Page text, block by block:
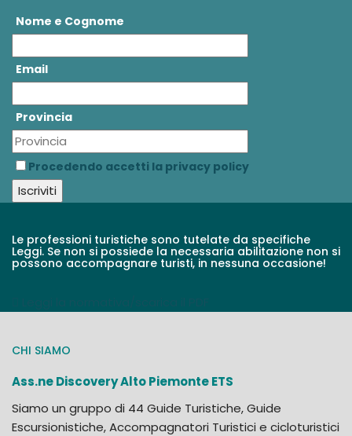
Nome e Cognome
Email
Provincia
Procedendo accetti la privacy policy
Le professioni turistiche sono tutelate da specifiche
Leggi. Se non si possiede la necessaria abilitazione non si
possono accompagnare turisti, in nessuna occasione!
CHI SIAMO
Ass.ne Discovery Alto Piemonte ETS
Siamo un gruppo di 44 Guide Turistiche, Guide
Escursionistiche, Accompagnatori Turistici e cicloturistici